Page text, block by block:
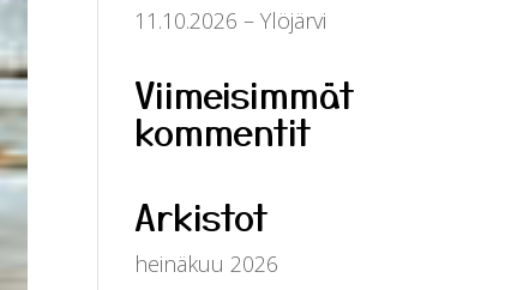
11.10.2026 – Ylöjärvi
Viimeisimmät
kommentit
Arkistot
heinäkuu 2026